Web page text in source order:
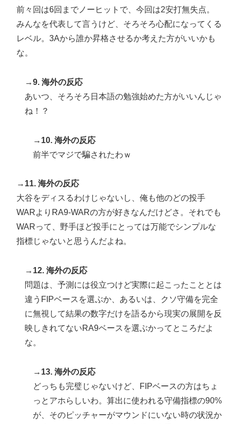
前々回は6回までノーヒットで、今回は2安打無失点。
みんなを代表して言うけど、そろそろ心配になってくる
レベル。3Aから誰か昇格させるか考えた方がいいかも
な。
→9. 海外の反応
あいつ、そろそろ日本語の勉強始めた方がいいんじゃ
ね！？
→10. 海外の反応
前半でマジで騙されたわｗ
→11. 海外の反応
大谷をディスるわけじゃないし、俺も他のどの投手
WARよりRA9-WARの方が好きなんだけどさ。それでも
WARって、野手ほど投手にとっては万能でシンプルな
指標じゃないと思うんだよね。
→12. 海外の反応
問題は、予測には役立つけど実際に起こったこととは
違うFIPベースを選ぶか、あるいは、クソ守備を完全
に無視して結果の数字だけを語るから現実の展開を反
映しきれてないRA9ベースを選ぶかってところだよ
な。
→13. 海外の反応
どっちも完璧じゃないけど、FIPベースの方はちょ
っとアホらしいわ。算出に使われる守備指標の90%
が、そのピッチャーがマウンドにいない時の状況か